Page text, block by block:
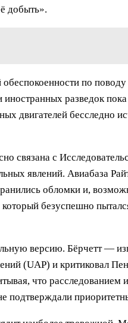
добыть».
по
разведок пока
двигателей бесследно
связана с
явлений. Авиабаза
обломки и,
безуспешно
версию. Бёрчетт —
(UAP) и критиковал
что